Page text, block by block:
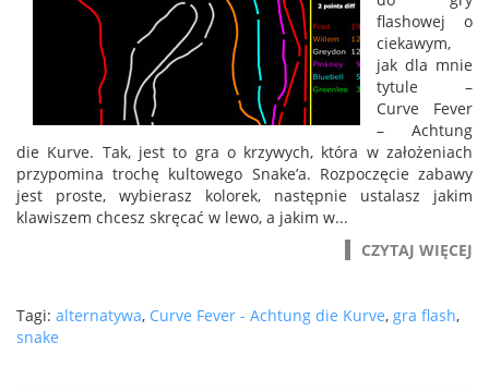
flashowej o
ciekawym,
jak dla mnie
tytule –
Curve Fever
– Achtung
die Kurve. Tak, jest to gra o krzywych, która w założeniach
przypomina trochę kultowego Snake’a. Rozpoczęcie zabawy
jest proste, wybierasz kolorek, następnie ustalasz jakim
klawiszem chcesz skręcać w lewo, a jakim w...
CZYTAJ WIĘCEJ
Tagi: alternatywa, Curve Fever - Achtung die Kurve, gra flash,
snake